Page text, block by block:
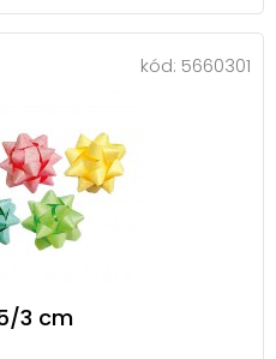
kód: 5660301
3 cm